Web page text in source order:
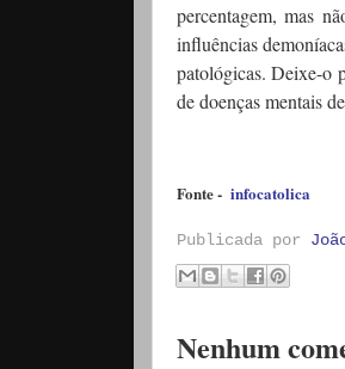
percentagem, mas
influências
patológicas. Deixe-o
de doenças mentais
Fonte - infocatolica
Publicada por
Nenhum